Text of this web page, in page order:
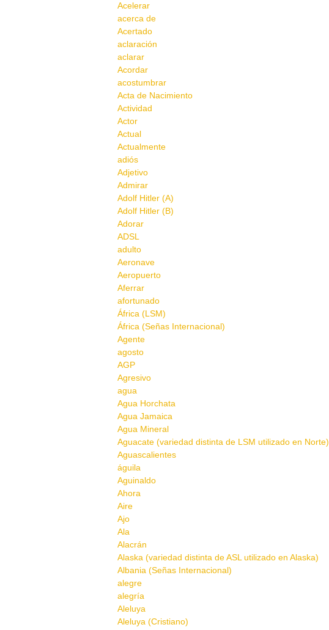
Acelerar
acerca de
Acertado
aclaración
aclarar
Acordar
acostumbrar
Acta de Nacimiento
Actividad
Actor
Actual
Actualmente
adiós
Adjetivo
Admirar
Adolf Hitler (A)
Adolf Hitler (B)
Adorar
ADSL
adulto
Aeronave
Aeropuerto
Aferrar
afortunado
África (LSM)
África (Señas Internacional)
Agente
agosto
AGP
Agresivo
agua
Agua Horchata
Agua Jamaica
Agua Mineral
Aguacate (variedad distinta de LSM utilizado en Norte)
Aguascalientes
águila
Aguinaldo
Ahora
Aire
Ajo
Ala
Alacrán
Alaska (variedad distinta de ASL utilizado en Alaska)
Albania (Señas Internacional)
alegre
alegría
Aleluya
Aleluya (Cristiano)